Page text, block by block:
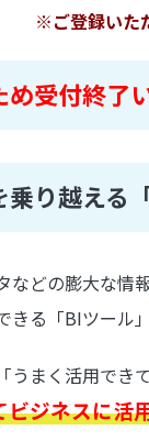
※ご登録いた
受付終了
り越える
どの膨大な情
る「BIツール」
「うまく活用でき
ジネスに活